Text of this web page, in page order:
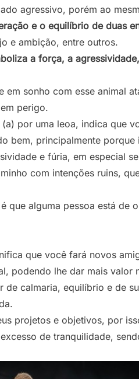
agressivo, porém ao
e o equilíbrio de duas
e ambição, entre outros.
a força, a
em sonho com esse animal
perigo.
por uma leoa, indica que
bem, principalmente
e fúria, em especial
com intenções ruins,
que alguma pessoa está
que você fará novos
podendo lhe dar mais valor
de calmaria, equilíbrio e de
projetos e objetivos, por
de tranquilidade,